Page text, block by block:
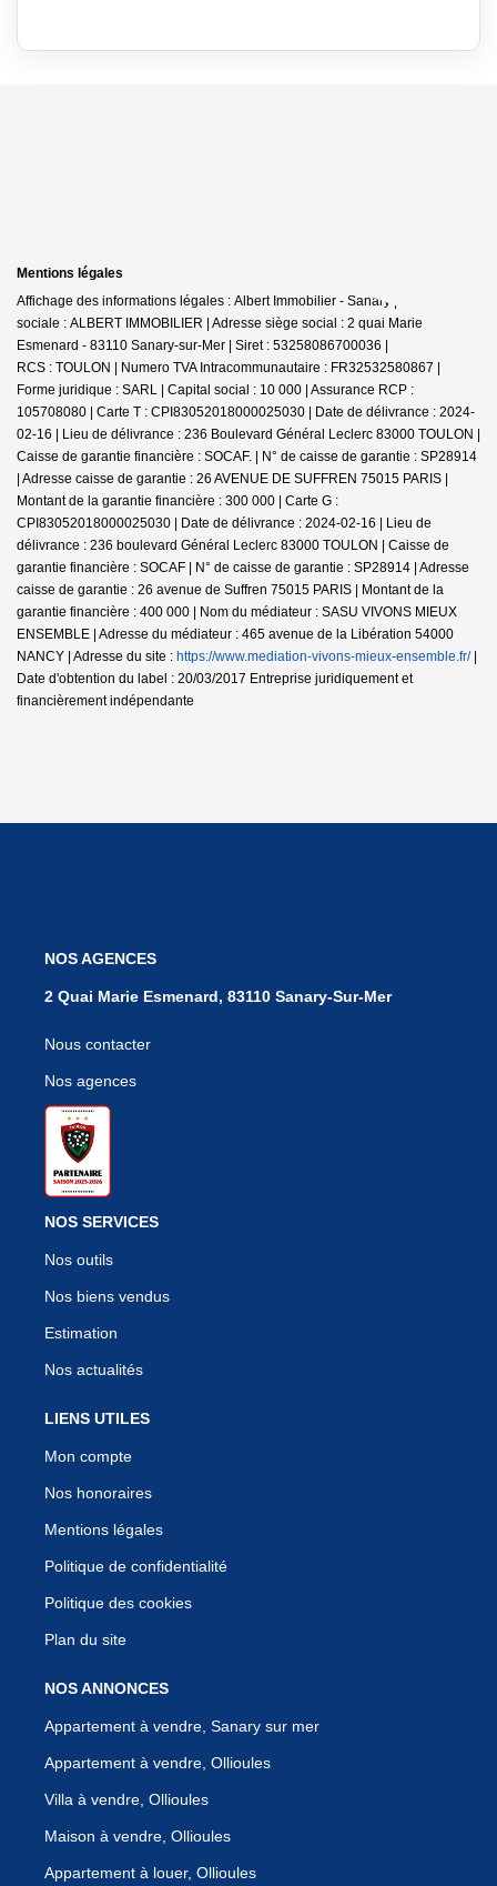
Mentions légales
Affichage des informations légales : Albert Immobilier - Sanary | Raison
sociale : ALBERT IMMOBILIER | Adresse siège social : 2 quai Marie
Esmenard - 83110 Sanary-sur-Mer | Siret : 53258086700036 |
RCS : TOULON | Numero TVA Intracommunautaire : FR32532580867 |
Forme juridique : SARL | Capital social : 10 000 | Assurance RCP :
105708080 | Carte T : CPI83052018000025030 | Date de délivrance : 2024-
02-16 | Lieu de délivrance : 236 Boulevard Général Leclerc 83000 TOULON |
Caisse de garantie financière : SOCAF. | N° de caisse de garantie : SP28914
| Adresse caisse de garantie : 26 AVENUE DE SUFFREN 75015 PARIS |
Montant de la garantie financière : 300 000 | Carte G :
CPI83052018000025030 | Date de délivrance : 2024-02-16 | Lieu de
délivrance : 236 boulevard Général Leclerc 83000 TOULON | Caisse de
garantie financière : SOCAF | N° de caisse de garantie : SP28914 | Adresse
caisse de garantie : 26 avenue de Suffren 75015 PARIS | Montant de la
garantie financière : 400 000 | Nom du médiateur : SASU VIVONS MIEUX
ENSEMBLE | Adresse du médiateur : 465 avenue de la Libération 54000
NANCY | Adresse du site : https://www.mediation-vivons-mieux-ensemble.fr/|
Date d'obtention du label : 20/03/2017 Entreprise juridiquement et
financièrement indépendante
NOS AGENCES
2 Quai Marie Esmenard, 83110 Sanary-Sur-Mer
Nous contacter
Nos agences
NOS SERVICES
Nos outils
Nos biens vendus
Estimation
Nos actualités
LIENS UTILES
Mon compte
Nos honoraires
Mentions légales
Politique de confidentialité
Politique des cookies
Plan du site
NOS ANNONCES
Appartement à vendre, Sanary sur mer
Appartement à vendre, Ollioules
Villa à vendre, Ollioules
Maison à vendre, Ollioules
Appartement à louer, Ollioules